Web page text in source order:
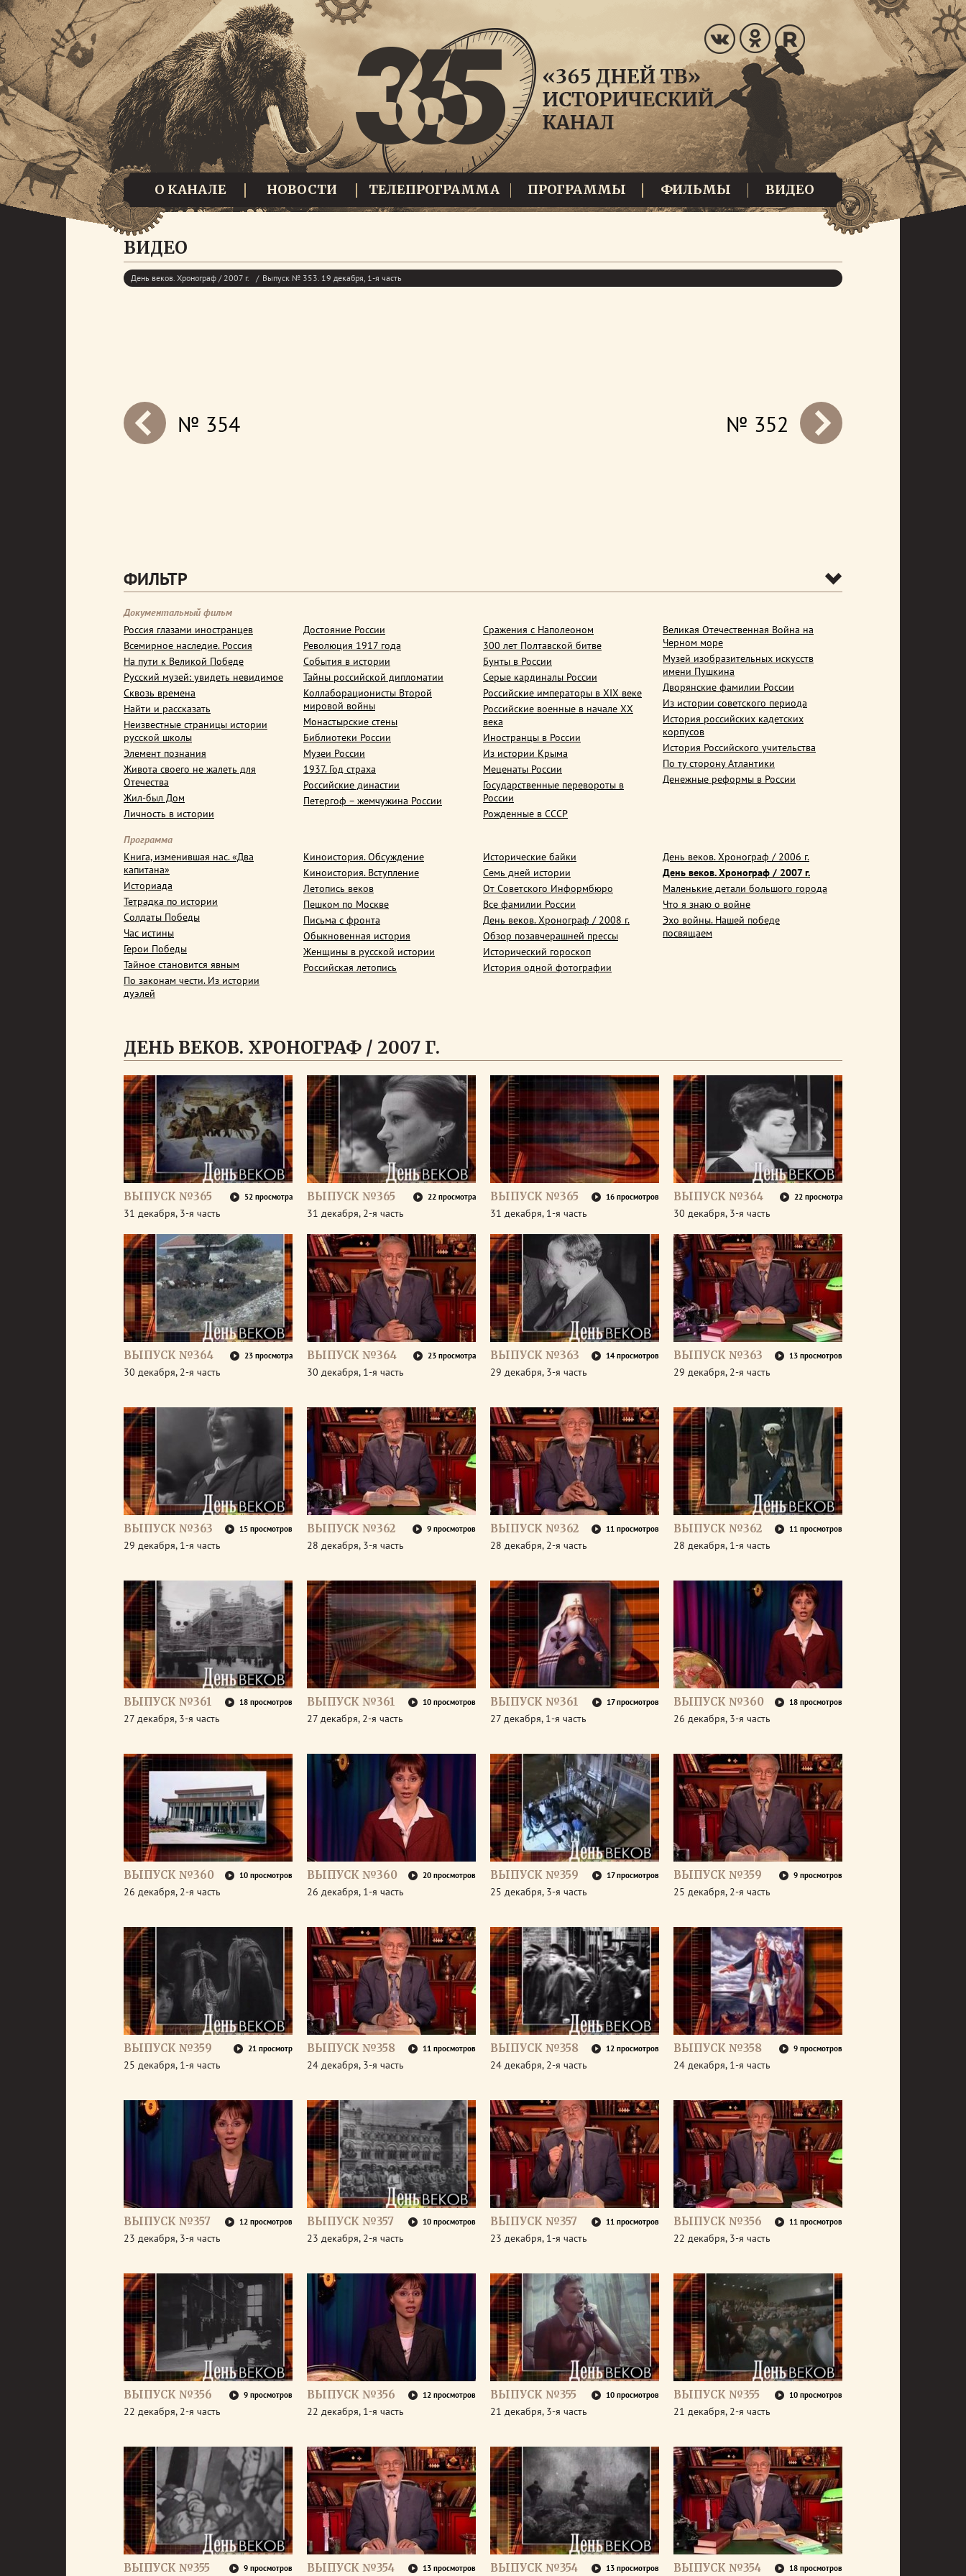
О КАНАЛЕ НОВОСТИ ТЕЛЕПРОГРАММА ПРОГРАММЫ ФИЛЬМЫ ВИДЕО
ВИДЕО
День веков. Хронограф / 2007 г. Выпуск № 353. 19 декабря, 1-я часть
prev
next № 352
№ 354
ФИЛЬТР
Документальный фильм
Россия глазами иностранцев
Всемирное наследие. Россия
На пути к Великой Победе
Русский музей: увидеть невидимое
Сквозь времена
Найти и рассказать
Неизвестные страницы истории
русской школы
Элемент познания
Живота своего не жалеть для
Отечества
Жил-был Дом
Личность в истории
Достояние России
Революция 1917 года
События в истории
Тайны российской дипломатии
Коллаборационисты Второй
мировой войны
Монастырские стены
Библиотеки России
Музеи России
1937. Год страха
Российские династии
Петергоф – жемчужина России
Сражения с Наполеоном
300 лет Полтавской битве
Бунты в России
Серые кардиналы России
Российские императоры в XIX веке
Российские военные в начале ХХ
века
Иностранцы в России
Из истории Крыма
Меценаты России
Государственные перевороты в
России
Рожденные в СССР
Великая Отечественная Война на
Черном море
Музей изобразительных искусств
имени Пушкина
Дворянские фамилии России
Из истории советского периода
История российских кадетских
корпусов
История Российского учительства
По ту сторону Атлантики
Денежные реформы в России
Программа
Книга, изменившая нас. «Два
капитана»
Историада
Тетрадка по истории
Солдаты Победы
Час истины
Герои Победы
Тайное становится явным
По законам чести. Из истории
дуэлей
Киноистория. Обсуждение
Киноистория. Вступление
Летопись веков
Пешком по Москве
Письма с фронта
Обыкновенная история
Женщины в русской истории
Российская летопись
Исторические байки
Семь дней истории
От Советского Информбюро
Все фамилии России
День веков. Хронограф / 2008 г.
Обзор позавчерашней прессы
Исторический гороскоп
История одной фотографии
День веков. Хронограф / 2006 г.
День веков. Хронограф / 2007 г.
Маленькие детали большого города
Что я знаю о войне
Эхо войны. Нашей победе
посвящаем
ДЕНЬ ВЕКОВ. ХРОНОГРАФ / 2007 Г.
ВЫПУСК №365 52 просмотра
31 декабря, 3-я часть
ВЫПУСК №365 22 просмотра
31 декабря, 2-я часть
ВЫПУСК №365 16 просмотров
31 декабря, 1-я часть
ВЫПУСК №364 22 просмотра
30 декабря, 3-я часть
ВЫПУСК №364 23 просмотра
30 декабря, 2-я часть
ВЫПУСК №364 23 просмотра
30 декабря, 1-я часть
ВЫПУСК №363 14 просмотров
29 декабря, 3-я часть
ВЫПУСК №363 13 просмотров
29 декабря, 2-я часть
ВЫПУСК №363 15 просмотров
29 декабря, 1-я часть
ВЫПУСК №362 9 просмотров
28 декабря, 3-я часть
ВЫПУСК №362 11 просмотров
28 декабря, 2-я часть
ВЫПУСК №362 11 просмотров
28 декабря, 1-я часть
ВЫПУСК №361 18 просмотров
27 декабря, 3-я часть
ВЫПУСК №361 10 просмотров
27 декабря, 2-я часть
ВЫПУСК №361 17 просмотров
27 декабря, 1-я часть
ВЫПУСК №360 18 просмотров
26 декабря, 3-я часть
ВЫПУСК №360 10 просмотров
26 декабря, 2-я часть
ВЫПУСК №360 20 просмотров
26 декабря, 1-я часть
ВЫПУСК №359 17 просмотров
25 декабря, 3-я часть
ВЫПУСК №359 9 просмотров
25 декабря, 2-я часть
ВЫПУСК №359 21 просмотр
25 декабря, 1-я часть
ВЫПУСК №358 11 просмотров
24 декабря, 3-я часть
ВЫПУСК №358 12 просмотров
24 декабря, 2-я часть
ВЫПУСК №358 9 просмотров
24 декабря, 1-я часть
ВЫПУСК №357 12 просмотров
23 декабря, 3-я часть
ВЫПУСК №357 10 просмотров
23 декабря, 2-я часть
ВЫПУСК №357 11 просмотров
23 декабря, 1-я часть
ВЫПУСК №356 11 просмотров
22 декабря, 3-я часть
ВЫПУСК №356 9 просмотров
22 декабря, 2-я часть
ВЫПУСК №356 12 просмотров
22 декабря, 1-я часть
ВЫПУСК №355 10 просмотров
21 декабря, 3-я часть
ВЫПУСК №355 10 просмотров
21 декабря, 2-я часть
ВЫПУСК №355 9 просмотров ВЫПУСК №354 13 просмотров ВЫПУСК №354 13 просмотров ВЫПУСК №354 18 просмотров